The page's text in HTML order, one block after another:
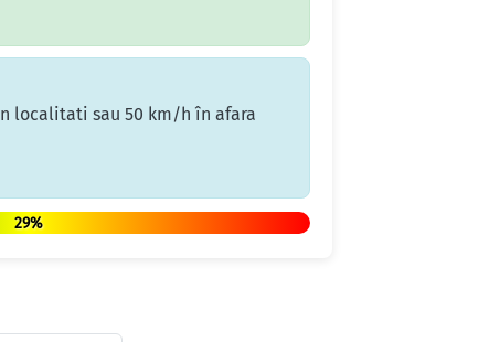
localitati sau 50 km/h în afara
29%